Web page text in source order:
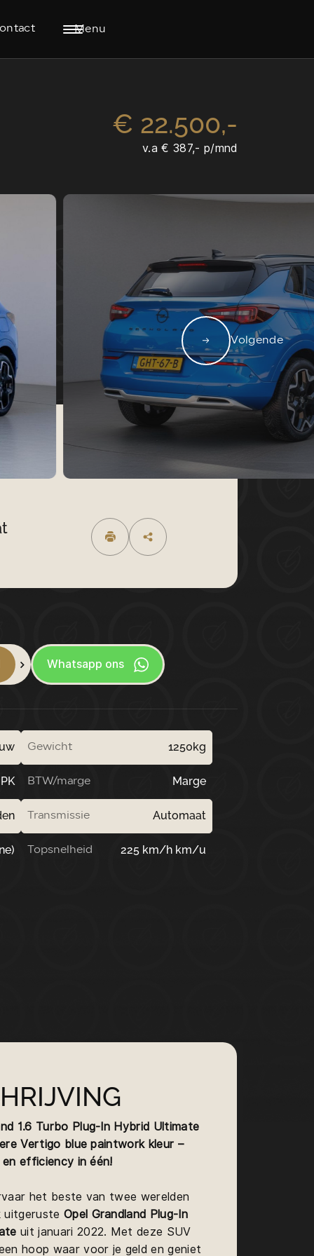
Menu
AANBOD
WERKPLAATS
OVER ONS
CONTACT
0229-220040
€ 22.500,-
v.a € 387,- p/mnd
Volgende
Whatsapp ons
Gewicht 1250kg
BTW/marge Marge
Transmissie Automaat
Topsnelheid 225 km/h km/u
1.6 Turbo Plug-In Hybrid Ultimate
Vertigo blue paintwork kleur –
efficiency in één!
het beste van twee werelden
uitgeruste Opel Grandland Plug-In
uit januari 2022. Met deze SUV
hoop waar voor je geld en geniet